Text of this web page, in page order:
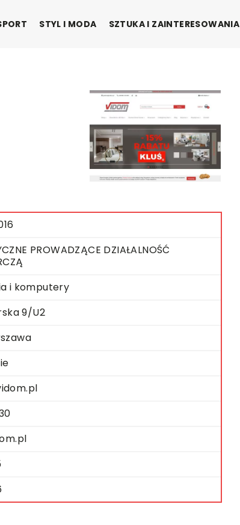
STYL I MODA SZTUKA I ZAINTERESOWANIA
PROWADZĄCE DZIAŁALNOŚĆ
i komputery
9/U2